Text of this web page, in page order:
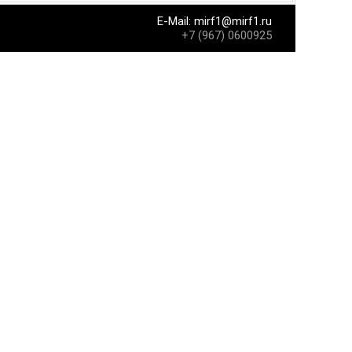
E-Mail: mirf1@mirf1.ru
+7 (967) 0600925